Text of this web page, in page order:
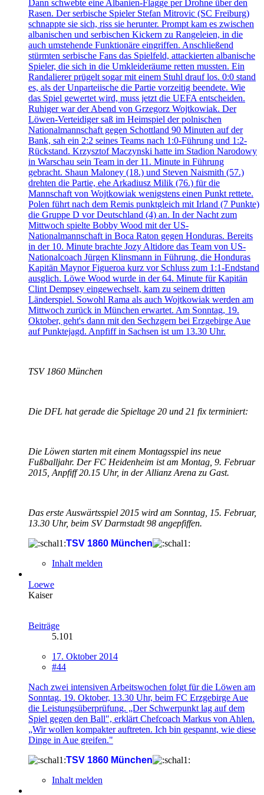
Dann schwebte eine Albanien-Flagge per Drohne über den
Rasen. Der serbische Spieler Stefan Mitrovic (SC Freiburg)
schnappte sie sich, riss sie herunter. Prompt kam es zwischen
albanischen und serbischen Kickern zu Rangeleien, in die
auch umstehende Funktionäre eingriffen. Anschließend
stürmten serbische Fans das Spielfeld, attackierten albanische
Spieler, die sich in die Umkleideräume retten mussten. Ein
Randalierer prügelt sogar mit einem Stuhl drauf los. 0:0 stand
es, als der Unparteiische die Partie vorzeitig beendete. Wie
das Spiel gewertet wird, muss jetzt die UEFA entscheiden.
Ruhiger war der Abend von Grzegorz Wojtkowiak. Der
Löwen-Verteidiger saß im Heimspiel der polnischen
Nationalmannschaft gegen Schottland 90 Minuten auf der
Bank, sah ein 2:2 seines Teams nach 1:0-Führung und 1:2-
Rückstand. Krzysztof Maczynski hatte im Stadion Narodowy
in Warschau sein Team in der 11. Minute in Führung
gebracht. Shaun Maloney (18.) und Steven Naismith (57.)
drehten die Partie, ehe Arkadiusz Milik (76.) für die
Mannschaft von Wojtkowiak wenigstens einen Punkt rettete.
Polen führt nach dem Remis punktgleich mit Irland (7 Punkte)
die Gruppe D vor Deutschland (4) an. In der Nacht zum
Mittwoch spielte Bobby Wood mit der US-
Nationalmannschaft in Boca Raton gegen Honduras. Bereits
in der 10. Minute brachte Jozy Altidore das Team von US-
Nationalcoach Jürgen Klinsmann in Führung, die Honduras
Kapitän Maynor Figueroa kurz vor Schluss zum 1:1-Endstand
ausglich. Löwe Wood wurde in der 64. Minute für Kapitän
Clint Dempsey eingewechselt, kam zu seinem dritten
Länderspiel. Sowohl Rama als auch Wojtkowiak werden am
Mittwoch zurück in München erwartet. Am Sonntag, 19.
Oktober, geht's dann mit den Sechzgern bei Erzgebirge Aue
auf Punktejagd. Anpfiff in Sachsen ist um 13.30 Uhr.
TSV 1860 München
Die DFL hat gerade die Spieltage 20 und 21 fix terminiert:
Die Löwen starten mit einem Montagsspiel ins neue
Fußballjahr. Der FC Heidenheim ist am Montag, 9. Februar
2015, Anpfiff 20.15 Uhr, in der Allianz Arena zu Gast.
Das erste Auswärtsspiel 2015 wird am Sonntag, 15. Februar,
13.30 Uhr, beim SV Darmstadt 98 angepfiffen.
TSV 1860 München
Inhalt melden
Loewe
Kaiser
Beiträge
5.101
17. Oktober 2014
#44
Nach zwei intensiven Arbeitswochen folgt für die Löwen am
Sonntag, 19. Oktober, 13.30 Uhr, beim FC Erzgebirge Aue
die Leistungsüberprüfung. „Der Schwerpunkt lag auf dem
Spiel gegen den Ball", erklärt Chefcoach Markus von Ahlen.
„Wir wollen kompakter auftreten. Ich bin gespannt, wie diese
Dinge in Aue greifen."
TSV 1860 München
Inhalt melden